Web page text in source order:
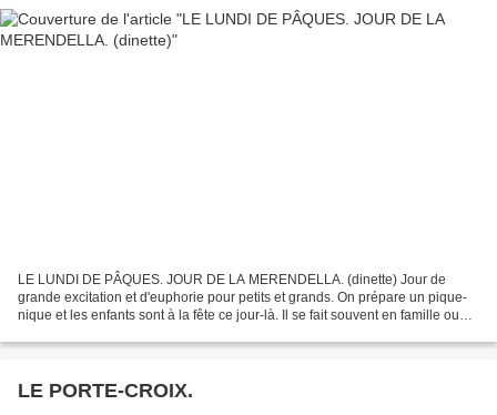
LE LUNDI DE PÂQUES. JOUR DE LA MERENDELLA. (dinette) Jour de
grande excitation et d'euphorie pour petits et grands. On prépare un pique-
nique et les enfants sont à la fête ce jour-là. Il se fait souvent en famille ou
LE PORTE-CROIX.